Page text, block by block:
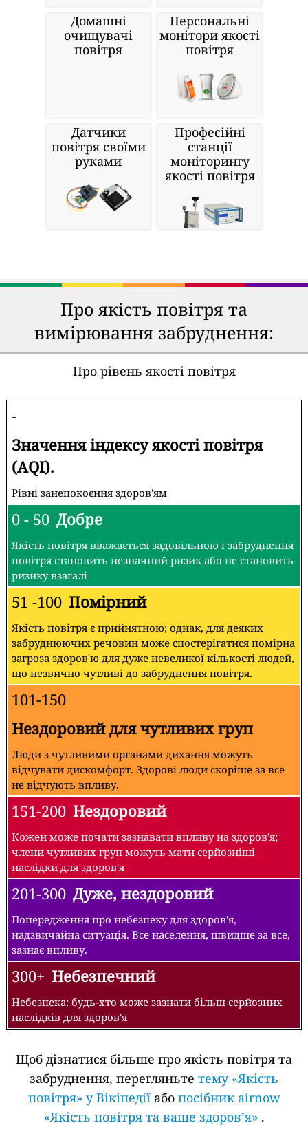
Домашні
очищувачі
повітря
Персональні
монітори якості
повітря
Датчики
повітря своїми
руками
Професійні
станції
моніторингу
якості повітря
Про якість повітря та
вимірювання забруднення:
Про рівень якості повітря
-
Значення індексу якості повітря
(AQI).
Рівні занепокоєння здоров'ям
0 - 50 Добре
Якість повітря вважається задовільною і забруднення
повітря становить незначний ризик або не становить
ризику взагалі
51 -100 Помірний
Якість повітря є прийнятною; однак, для деяких
забруднюючих речовин може спостерігатися помірна
загроза здоров'ю для дуже невеликої кількості людей,
що незвично чутливі до забруднення повітря.
101-150
Нездоровий для чутливих груп
Люди з чутливими органами дихання можуть
відчувати дискомфорт. Здорові люди скоріше за все
не відчують впливу.
151-200 Нездоровий
Кожен може почати зазнавати впливу на здоров'я;
члени чутливих груп можуть мати серйозніші
наслідки для здоров'я
201-300 Дуже, нездоровий
Попередження про небезпеку для здоров'я,
надзвичайна ситуація. Все населення, швидше за все,
зазнає впливу.
300+ Небезпечний
Небезпека: будь-хто може зазнати більш серйозних
наслідків для здоров'я
Щоб дізнатися більше про якість повітря та
забруднення, перегляньте тему «Якість
повітря» у Вікіпедіїабо посібник airnow
«Якість повітря та ваше здоров’я» .